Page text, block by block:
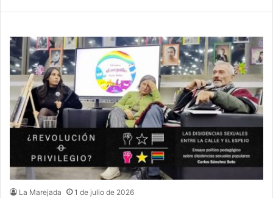
La Marejada 1 de julio de 2026